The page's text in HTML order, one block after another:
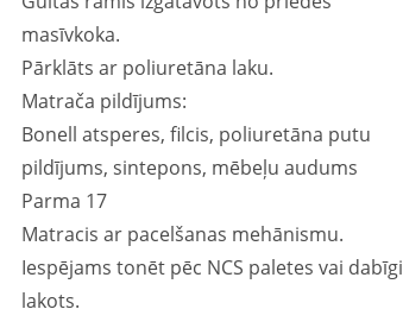
masīvkoka.
Pārklāts ar poliuretāna laku.
Matrača pildījums:
Bonell atsperes, filcis, poliuretāna putu
pildījums, sintepons, mēbeļu audums
Parma 17
Matracis ar pacelšanas mehānismu.
Iespējams tonēt pēc NCS paletes vai dabīgi
lakots.